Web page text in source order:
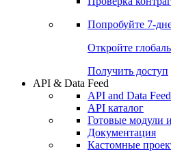
Попробуйте 7-
Откройте
Получить доступ
API & Data Feed
API and Data Feed
API каталог
Готовые модули
Документация
Кастомные